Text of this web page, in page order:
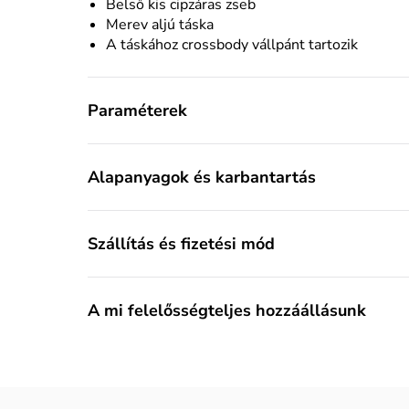
Belső kis cipzáras zseb
Merev aljú táska
A táskához crossbody vállpánt tartozik
Paraméterek
Alapanyagok és karbantartás
Szállítás és fizetési mód
A mi felelősségteljes hozzáállásunk